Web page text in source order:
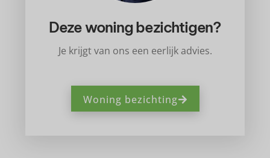
Deze woning bezichtigen?
Je krijgt van ons een eerlijk advies.
Woning bezichting